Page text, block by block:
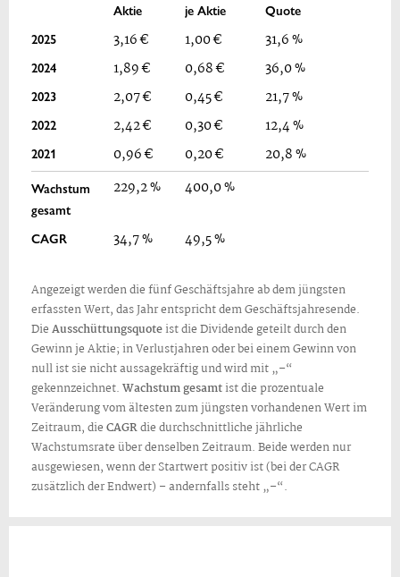
Aktie
je Aktie
Quote
2025
3,16 € 1,00 € 31,6 %
2024 1,89 € 0,68 € 36,0 %
2023 2,07 € 0,45 € 21,7 %
2022 2,42 € 0,30 € 12,4 %
2021 0,96 € 0,20 € 20,8 %
Wachstum
gesamt
229,2 % 400,0 %
CAGR 34,7 % 49,5 %
Angezeigt werden die fünf Geschäftsjahre ab dem jüngsten
erfassten Wert, das Jahr entspricht dem Geschäftsjahresende.
DieAusschüttungsquoteist die Dividende geteilt durch den
Gewinn je Aktie; in Verlustjahren oder bei einem Gewinn von
null ist sie nicht aussagekräftig und wird mit „–“
gekennzeichnet.Wachstum gesamtist die prozentuale
Veränderung vom ältesten zum jüngsten vorhandenen Wert im
Zeitraum, dieCAGRdie durchschnittliche jährliche
Wachstumsrate über denselben Zeitraum. Beide werden nur
ausgewiesen, wenn der Startwert positiv ist (bei der CAGR
zusätzlich der Endwert) – andernfalls steht „–“.